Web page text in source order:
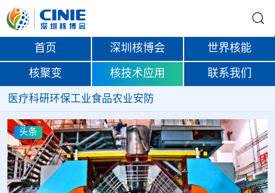
首页 深圳核博会 世界核能
核聚变 核技术应用 联系我们
医疗科研环保工业食品农业安防
头条